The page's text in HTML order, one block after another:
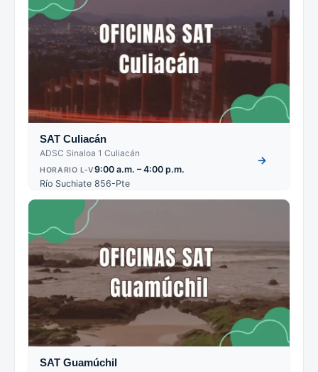
SAT Culiacán
ADSC Sinaloa 1 Culiacán
HORARIO L-V9:00 a.m. – 4:00 p.m.
Río Suchiate 856-Pte
→
SAT Guamúchil